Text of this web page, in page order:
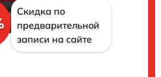
Скидка по
предварительной
записи на сайте